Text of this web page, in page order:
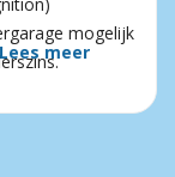
mogelijk
Lees meer